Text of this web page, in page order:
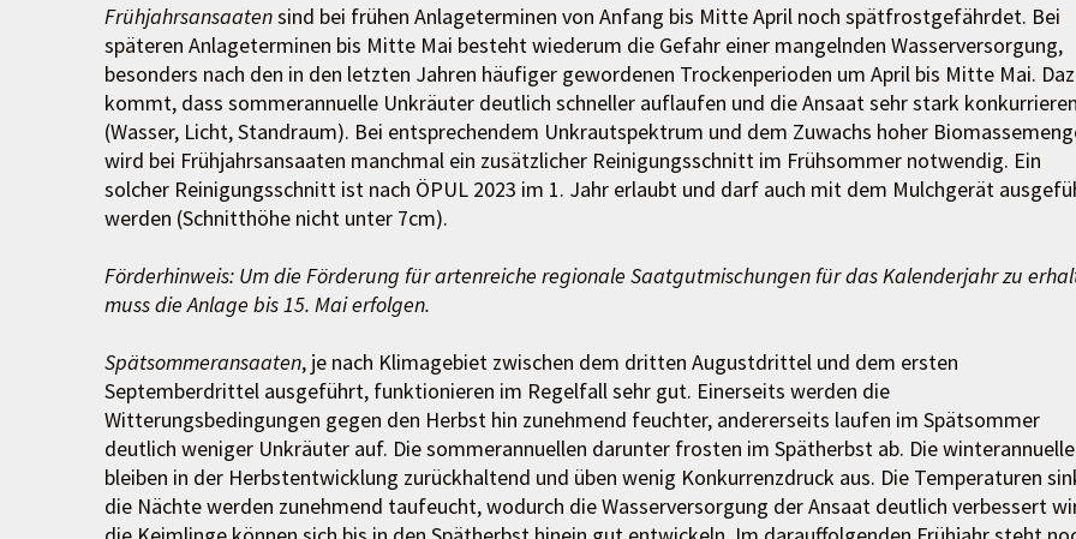
Frühjahrsansaatensind bei frühen Anlageterminen von Anfang bis Mitte April noch spätfrostgefährdet. Bei
späteren Anlageterminen bis Mitte Mai besteht wiederum die Gefahr einer mangelnden Wasserversorgung,
besonders nach den in den letzten Jahren häufiger gewordenen Trockenperioden um April bis Mitte Mai.
kommt, dass sommerannuelle Unkräuter deutlich schneller auflaufen und die Ansaat sehr stark
(Wasser, Licht, Standraum). Bei entsprechendem Unkrautspektrum und dem Zuwachs hoher
wird bei Frühjahrsansaaten manchmal ein zusätzlicher Reinigungsschnitt im Frühsommer notwendig. Ein
solcher Reinigungsschnitt ist nach ÖPUL 2023 im 1. Jahr erlaubt und darf auch mit dem Mulchgerät
werden (Schnitthöhe nicht unter 7cm).
Förderhinweis: Um die Förderung für artenreiche regionale Saatgutmischungen für das Kalenderjahr zu
muss die Anlage bis 15. Mai erfolgen.
Spätsommeransaaten, je nach Klimagebiet zwischen dem dritten Augustdrittel und dem ersten
Septemberdrittel ausgeführt, funktionieren im Regelfall sehr gut. Einerseits werden die
Witterungsbedingungen gegen den Herbst hin zunehmend feuchter, andererseits laufen im Spätsommer
deutlich weniger Unkräuter auf. Die sommerannuellen darunter frosten im Spätherbst ab. Die
bleiben in der Herbstentwicklung zurückhaltend und üben wenig Konkurrenzdruck aus. Die Temperaturen
die Nächte werden zunehmend taufeucht, wodurch die Wasserversorgung der Ansaat deutlich verbessert